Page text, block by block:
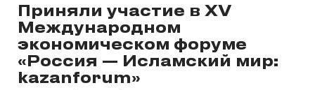
Приняли участие в XV
Международном
экономическом форуме
«Россия — Исламский мир:
kazanforum»